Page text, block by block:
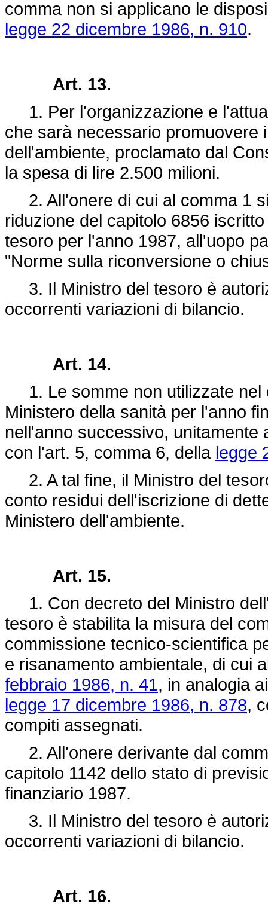
comma non si applicano le
legge 22 dicembre 1986, n. 910.
Art. 13.
1. Per l'organizzazione e
che sarà necessario promuovere
dell'ambiente, proclamato dal
la spesa di lire 2.500 milioni.
2. All'onere di cui al comma 1
riduzione del capitolo 6856
tesoro per l'anno 1987, all'uopo
"Norme sulla riconversione o
3. Il Ministro del tesoro è
occorrenti variazioni di bilancio.
Art. 14.
1. Le somme non utilizzate nel
Ministero della sanità per l'anno
nell'anno successivo, unitamente
con l'art. 5, comma 6, della legge
2. A tal fine, il Ministro del
conto residui dell'iscrizione di
Ministero dell'ambiente.
Art. 15.
1. Con decreto del Ministro
tesoro è stabilita la misura del
commissione tecnico-scientifica
e risanamento ambientale, di cui
febbraio 1986, n. 41, in analogia
legge 17 dicembre 1986, n. 878,
compiti assegnati.
2. All'onere derivante dal
capitolo 1142 dello stato di
finanziario 1987.
3. Il Ministro del tesoro è
occorrenti variazioni di bilancio.
Art. 16.